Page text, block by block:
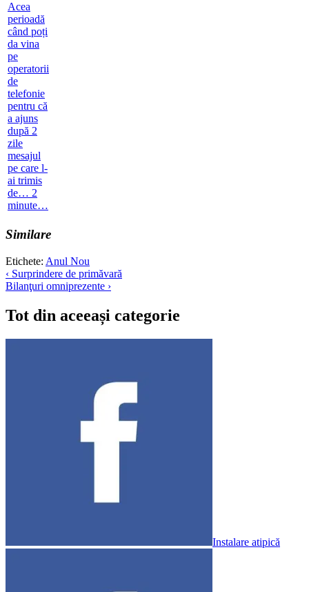
Acea
perioadă
când poți
da vina
pe
operatorii
de
telefonie
pentru că
a ajuns
după 2
zile
mesajul
pe care l-
ai trimis
de… 2
minute…
Similare
Etichete: Anul Nou
Navigare
în
articole
‹ Surprindere de primăvară
Bilanţuri omniprezente ›
Tot din aceeași categorie
Instalare atipică